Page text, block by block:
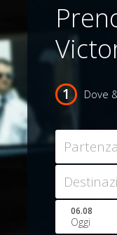
Dove
06.08
Oggi